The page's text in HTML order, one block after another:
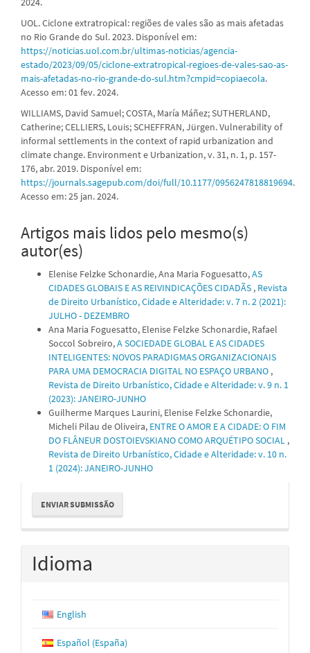
UOL. Ciclone extratropical: regiões de vales são as mais afetadas
no Rio Grande do Sul. 2023. Disponível em:
https://noticias.uol.com.br/ultimas-noticias/agencia-
estado/2023/09/05/ciclone-extratropical-regioes-de-vales-sao-as-
mais-afetadas-no-rio-grande-do-sul.htm?cmpid=copiaecola.
Acesso em: 01 fev. 2024.
WILLIAMS, David Samuel; COSTA, María Máñez; SUTHERLAND,
Catherine; CELLIERS, Louis; SCHEFFRAN, Jürgen. Vulnerability of
informal settlements in the context of rapid urbanization and
climate change. Environment e Urbanization, v. 31, n. 1, p. 157-
176, abr. 2019. Disponível em:
https://journals.sagepub.com/doi/full/10.1177/0956247818819694.
Acesso em: 25 jan. 2024.
Artigos mais lidos pelo mesmo(s)
autor(es)
Elenise Felzke Schonardie, Ana Maria Foguesatto,AS
CIDADES GLOBAIS E AS REIVINDICAÇÕES CIDADÃS , Revista
de Direito Urbanístico, Cidade e Alteridade: v. 7 n. 2 (2021):
JULHO - DEZEMBRO
Ana Maria Foguesatto, Elenise Felzke Schonardie, Rafael
Soccol Sobreiro,A SOCIEDADE GLOBAL E AS CIDADES
INTELIGENTES: NOVOS PARADIGMAS ORGANIZACIONAIS
PARA UMA DEMOCRACIA DIGITAL NO ESPAÇO URBANO ,
Revista de Direito Urbanístico, Cidade e Alteridade: v. 9 n. 1
(2023): JANEIRO-JUNHO
Guilherme Marques Laurini, Elenise Felzke Schonardie,
Micheli Pilau de Oliveira, ENTRE O AMOR E A CIDADE: O FIM
DO FLÂNEUR DOSTOIEVSKIANO COMO ARQUÉTIPO SOCIAL ,
Revista de Direito Urbanístico, Cidade e Alteridade: v. 10 n.
1 (2024): JANEIRO-JUNHO
Enviar
Submissão
ENVIAR SUBMISSÃO
Idioma
English
Español (España)